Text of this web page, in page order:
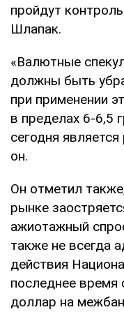
пройдут
Шлапак.
«Валютные
должны быть
при применении
в пределах 6-6,5
сегодня
он.
Он отметил
рынке
ажиотажный
также не всегда
действия
последнее время
доллар на